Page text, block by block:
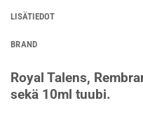
LISÄTIEDOT
BRAND
Royal Talens,
sekä 10ml tuubi.